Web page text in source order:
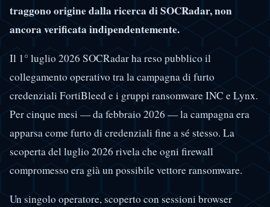
traggono origine dalla ricerca di SOCRadar, non
ancora verificata indipendentemente.
Il 1° luglio 2026 SOCRadar ha reso pubblico il
collegamento operativo tra la campagna di furto
credenziali FortiBleed e i gruppi ransomware INC e Lynx.
Per cinque mesi — da febbraio 2026 — la campagna era
apparsa come furto di credenziali fine a sé stesso. La
scoperta del luglio 2026 rivela che ogni firewall
compromesso era già un possibile vettore ransomware.
Un singolo operatore, scoperto con sessioni browser